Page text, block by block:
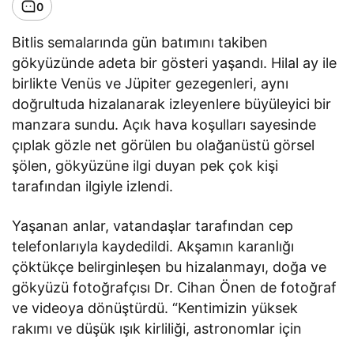
0
Bitlis semalarında gün batımını takiben
gökyüzünde adeta bir gösteri yaşandı. Hilal ay ile
birlikte Venüs ve Jüpiter gezegenleri, aynı
doğrultuda hizalanarak izleyenlere büyüleyici bir
manzara sundu. Açık hava koşulları sayesinde
çıplak gözle net görülen bu olağanüstü görsel
şölen, gökyüzüne ilgi duyan pek çok kişi
tarafından ilgiyle izlendi.
Yaşanan anlar, vatandaşlar tarafından cep
telefonlarıyla kaydedildi. Akşamın karanlığı
çöktükçe belirginleşen bu hizalanmayı, doğa ve
gökyüzü fotoğrafçısı Dr. Cihan Önen de fotoğraf
ve videoya dönüştürdü. “Kentimizin yüksek
rakımı ve düşük ışık kirliliği, astronomlar için